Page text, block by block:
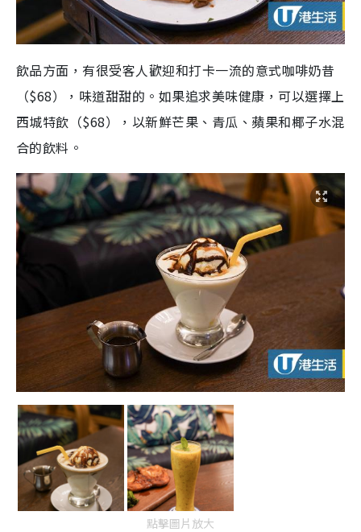
飲品方面，有很受客人歡迎和打卡一流的意式咖啡奶昔
（$68），味道甜甜的。如果追求美味健康，可以選擇上
西城特飲（$68），以新鮮芒果、青瓜、蘋果和椰子水混
合的飲料。
點擊圖片放大